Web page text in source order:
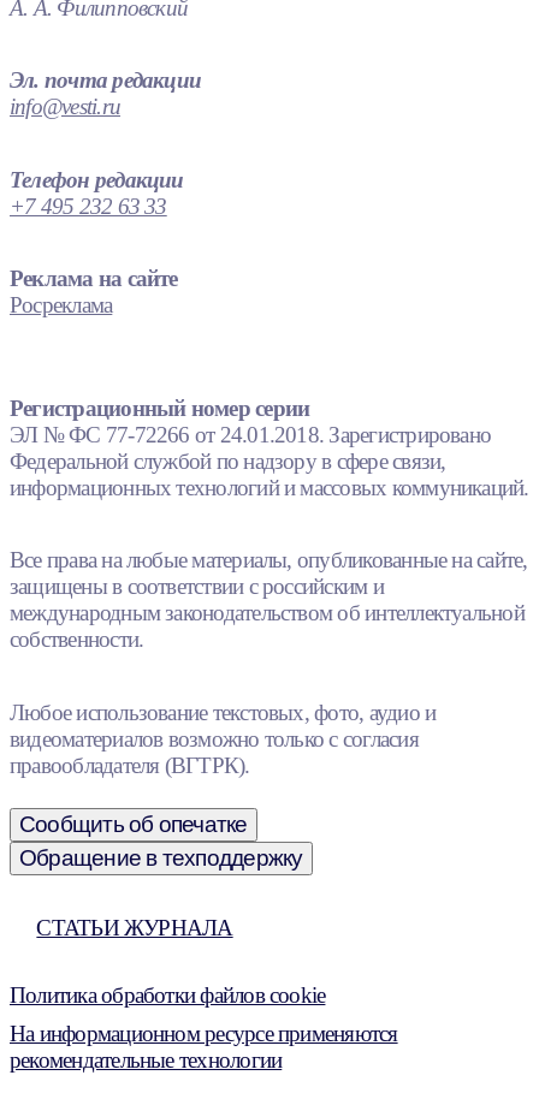
А. А. Филипповский
Эл. почта редакции
info@vesti.ru
Телефон редакции
+7 495 232 63 33
Реклама на сайте
Росреклама
Регистрационный номер серии
ЭЛ № ФС 77-72266 от 24.01.2018. Зарегистрировано
Федеральной службой по надзору в сфере связи,
информационных технологий и массовых коммуникаций.
Все права на любые материалы, опубликованные на сайте,
защищены в соответствии с российским и
международным законодательством об интеллектуальной
собственности.
Любое использование текстовых, фото, аудио и
видеоматериалов возможно только с согласия
правообладателя (ВГТРК).
Сообщить об опечатке
Обращение в техподдержку
СТАТЬИ ЖУРНАЛА
Политика обработки файлов cookie
На информационном ресурсе применяются
рекомендательные технологии